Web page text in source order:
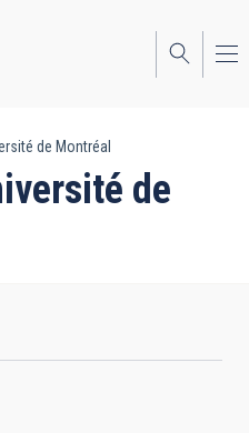
de Montréal
de